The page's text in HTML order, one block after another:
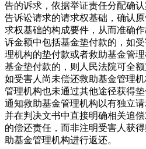
告的诉求，依据举证责任分配确
告诉讼请求的请求权基础，确认
求权基础的构成要件，从而准确
诉金额中包括基金垫付款的，如
理机构的垫付款或者救助基金管
基金垫付款的，则人民法院可全
如受害人尚未偿还救助基金管理
管理机构也未通过其他途径获得
通知救助基金管理机构以有独立
并在判决文书中直接明确相关追
的偿还责任，而非注明受害人获
助基金管理机构进行返还。